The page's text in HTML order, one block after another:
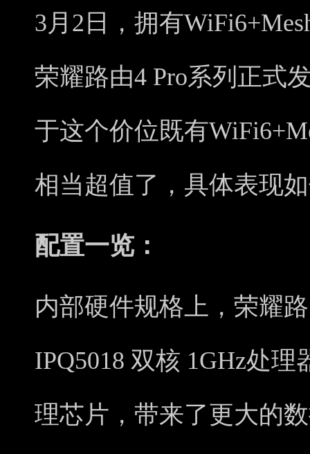
3月2日，拥有
荣耀路由4 Pro系列正式
于这个价位既有
相当超值了，具体表现
配置一览：
内部硬件规格上，荣耀
IPQ5018 双核 1GHz处
理芯片，带来了更大的